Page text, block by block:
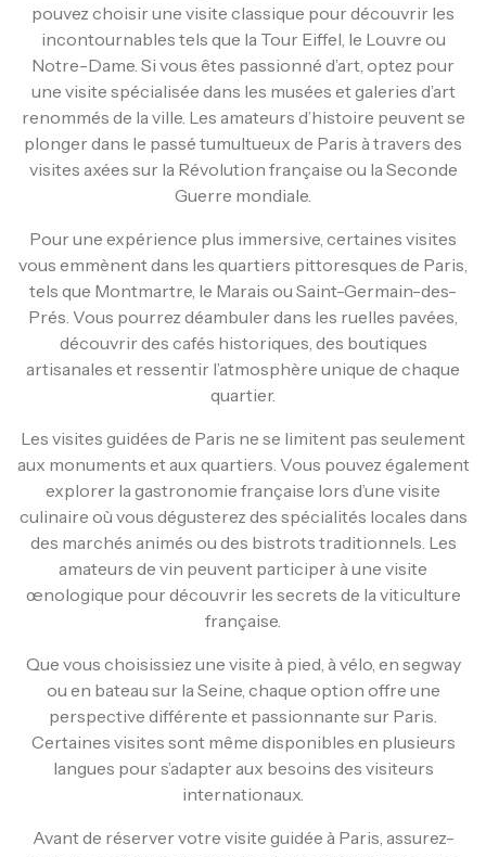
pouvez choisir une visite classique pour découvrir les
incontournables tels que la Tour Eiffel, le Louvre ou
Notre-Dame. Si vous êtes passionné d’art, optez pour
une visite spécialisée dans les musées et galeries d’art
renommés de la ville. Les amateurs d’histoire peuvent se
plonger dans le passé tumultueux de Paris à travers des
visites axées sur la Révolution française ou la Seconde
Guerre mondiale.
Pour une expérience plus immersive, certaines visites
vous emmènent dans les quartiers pittoresques de Paris,
tels que Montmartre, le Marais ou Saint-Germain-des-
Prés. Vous pourrez déambuler dans les ruelles pavées,
découvrir des cafés historiques, des boutiques
artisanales et ressentir l’atmosphère unique de chaque
quartier.
Les visites guidées de Paris ne se limitent pas seulement
aux monuments et aux quartiers. Vous pouvez également
explorer la gastronomie française lors d’une visite
culinaire où vous dégusterez des spécialités locales dans
des marchés animés ou des bistrots traditionnels. Les
amateurs de vin peuvent participer à une visite
œnologique pour découvrir les secrets de la viticulture
française.
Que vous choisissiez une visite à pied, à vélo, en segway
ou en bateau sur la Seine, chaque option offre une
perspective différente et passionnante sur Paris.
Certaines visites sont même disponibles en plusieurs
langues pour s’adapter aux besoins des visiteurs
internationaux.
Avant de réserver votre visite guidée à Paris, assurez-